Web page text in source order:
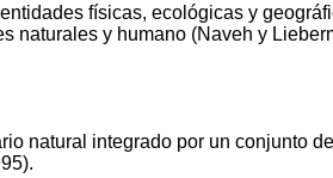
físicas, ecológicas y
naturales y humano (Naveh y
natural integrado por un conjunto